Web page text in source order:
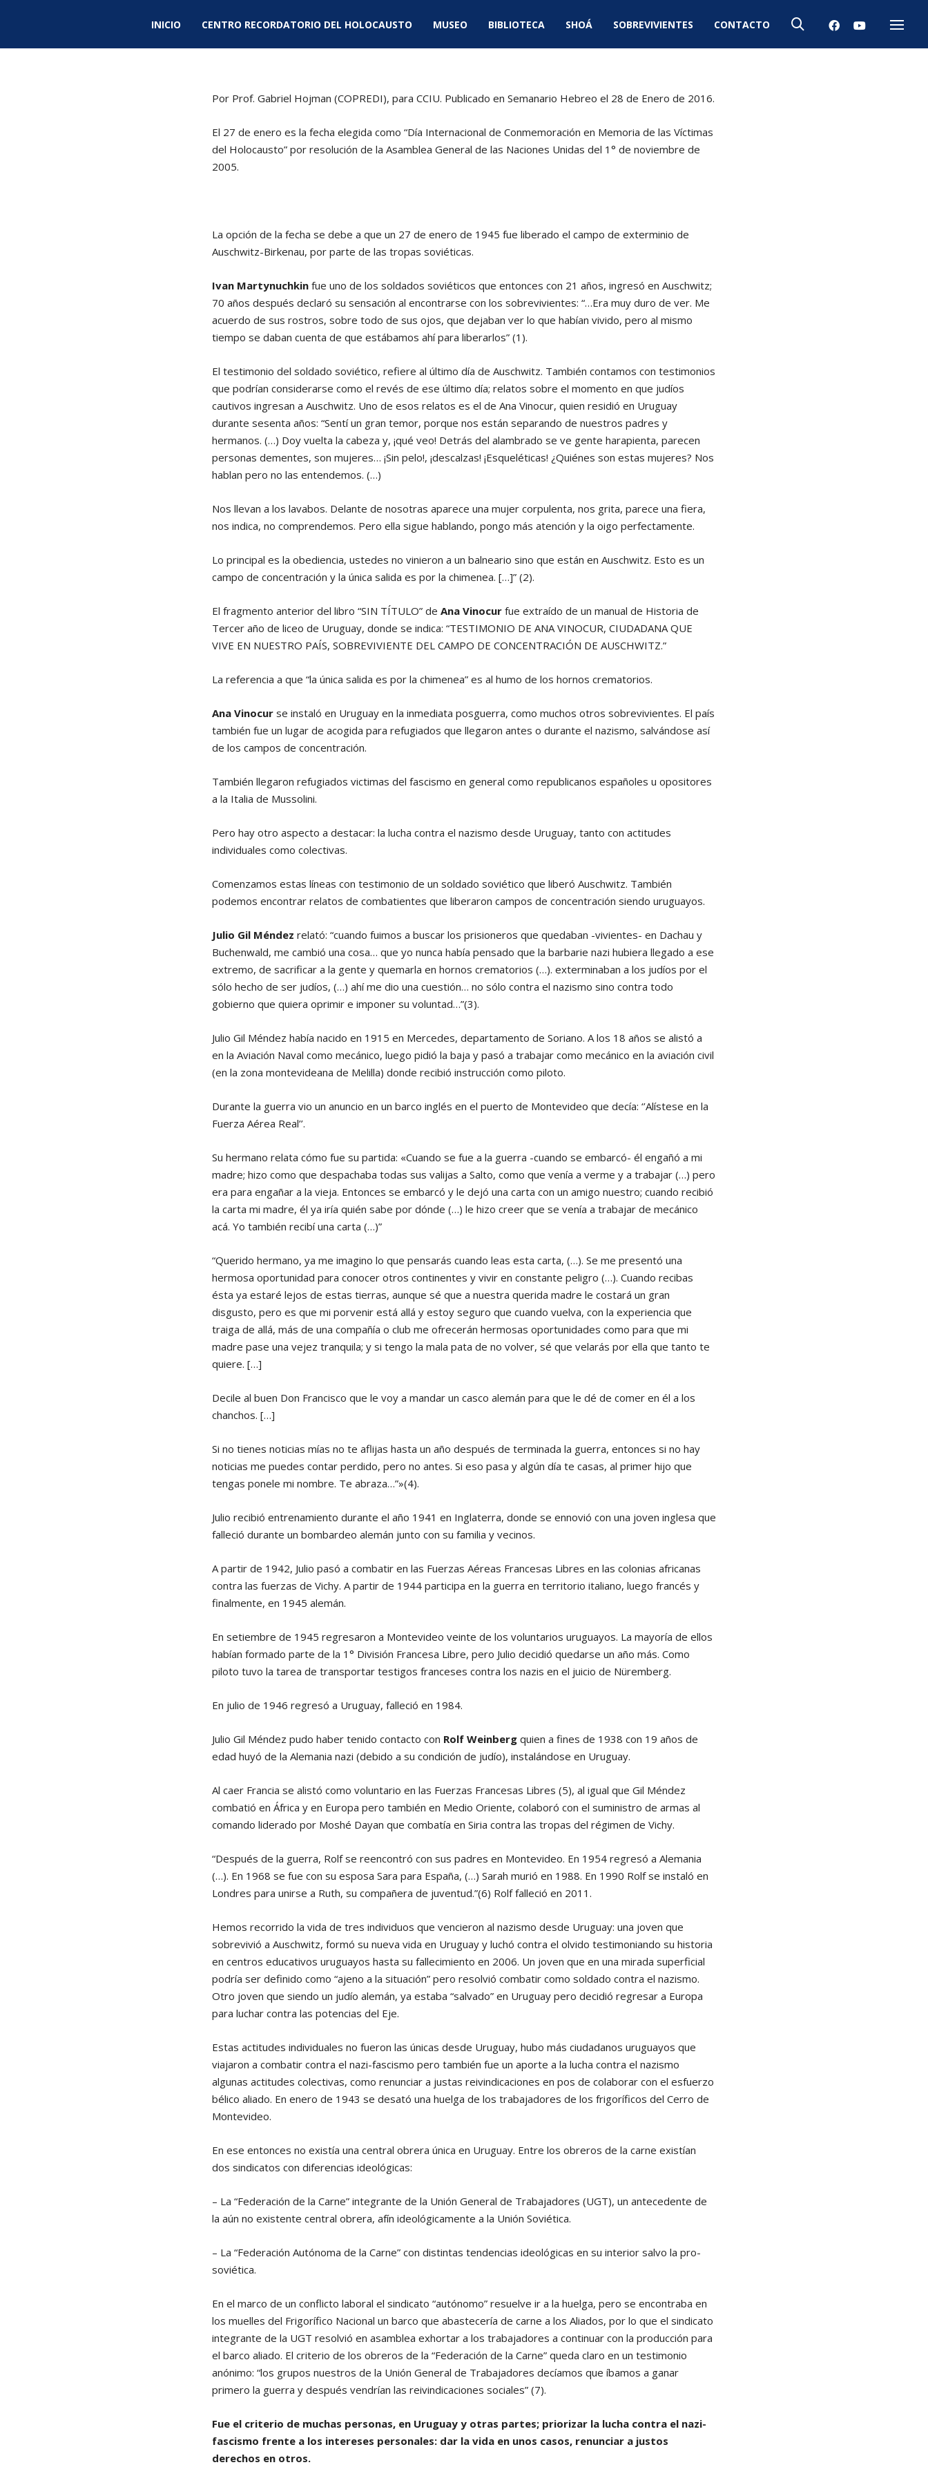
INICIO CENTRO RECORDATORIO DEL HOLOCAUSTO MUSEO BIBLIOTECA SHOÁ SOBREVIVIENTES CONTACTO
Menú
Por Prof. Gabriel Hojman (COPREDI), para CCIU. Publicado en Semanario Hebreo el 28 de Enero de 2016.
El 27 de enero es la fecha elegida como “Día Internacional de Conmemoración en Memoria de las Víctimas
del Holocausto” por resolución de la Asamblea General de las Naciones Unidas del 1° de noviembre de
2005.
La opción de la fecha se debe a que un 27 de enero de 1945 fue liberado el campo de exterminio de
Auschwitz-Birkenau, por parte de las tropas soviéticas.
Ivan Martynuchkin fue uno de los soldados soviéticos que entonces con 21 años, ingresó en Auschwitz;
70 años después declaró su sensación al encontrarse con los sobrevivientes: “…Era muy duro de ver. Me
acuerdo de sus rostros, sobre todo de sus ojos, que dejaban ver lo que habían vivido, pero al mismo
tiempo se daban cuenta de que estábamos ahí para liberarlos” (1).
El testimonio del soldado soviético, refiere al último día de Auschwitz. También contamos con testimonios
que podrían considerarse como el revés de ese último día; relatos sobre el momento en que judíos
cautivos ingresan a Auschwitz. Uno de esos relatos es el de Ana Vinocur, quien residió en Uruguay
durante sesenta años: “Sentí un gran temor, porque nos están separando de nuestros padres y
hermanos. (…) Doy vuelta la cabeza y, ¡qué veo! Detrás del alambrado se ve gente harapienta, parecen
personas dementes, son mujeres… ¡Sin pelo!, ¡descalzas! ¡Esqueléticas! ¿Quiénes son estas mujeres? Nos
hablan pero no las entendemos. (…)
Nos llevan a los lavabos. Delante de nosotras aparece una mujer corpulenta, nos grita, parece una fiera,
nos indica, no comprendemos. Pero ella sigue hablando, pongo más atención y la oigo perfectamente.
Lo principal es la obediencia, ustedes no vinieron a un balneario sino que están en Auschwitz. Esto es un
campo de concentración y la única salida es por la chimenea. […]” (2).
El fragmento anterior del libro “SIN TÍTULO” de Ana Vinocur fue extraído de un manual de Historia de
Tercer año de liceo de Uruguay, donde se indica: “TESTIMONIO DE ANA VINOCUR, CIUDADANA QUE
VIVE EN NUESTRO PAÍS, SOBREVIVIENTE DEL CAMPO DE CONCENTRACIÓN DE AUSCHWITZ.”
La referencia a que “la única salida es por la chimenea” es al humo de los hornos crematorios.
Ana Vinocur se instaló en Uruguay en la inmediata posguerra, como muchos otros sobrevivientes. El país
también fue un lugar de acogida para refugiados que llegaron antes o durante el nazismo, salvándose así
de los campos de concentración.
También llegaron refugiados victimas del fascismo en general como republicanos españoles u opositores
a la Italia de Mussolini.
Pero hay otro aspecto a destacar: la lucha contra el nazismo desde Uruguay, tanto con actitudes
individuales como colectivas.
Comenzamos estas líneas con testimonio de un soldado soviético que liberó Auschwitz. También
podemos encontrar relatos de combatientes que liberaron campos de concentración siendo uruguayos.
Julio Gil Méndez relató: “cuando fuimos a buscar los prisioneros que quedaban -vivientes- en Dachau y
Buchenwald, me cambió una cosa… que yo nunca había pensado que la barbarie nazi hubiera llegado a ese
extremo, de sacrificar a la gente y quemarla en hornos crematorios (…). exterminaban a los judíos por el
sólo hecho de ser judíos, (…) ahí me dio una cuestión… no sólo contra el nazismo sino contra todo
gobierno que quiera oprimir e imponer su voluntad…”(3).
Julio Gil Méndez había nacido en 1915 en Mercedes, departamento de Soriano. A los 18 años se alistó a
en la Aviación Naval como mecánico, luego pidió la baja y pasó a trabajar como mecánico en la aviación civil
(en la zona montevideana de Melilla) donde recibió instrucción como piloto.
Durante la guerra vio un anuncio en un barco inglés en el puerto de Montevideo que decía: ‘’Alístese en la
Fuerza Aérea Real’’.
Su hermano relata cómo fue su partida: «Cuando se fue a la guerra -cuando se embarcó- él engañó a mi
madre; hizo como que despachaba todas sus valijas a Salto, como que venía a verme y a trabajar (…) pero
era para engañar a la vieja. Entonces se embarcó y le dejó una carta con un amigo nuestro; cuando recibió
la carta mi madre, él ya iría quién sabe por dónde (…) le hizo creer que se venía a trabajar de mecánico
acá. Yo también recibí una carta (…)”
“Querido hermano, ya me imagino lo que pensarás cuando leas esta carta, (…). Se me presentó una
hermosa oportunidad para conocer otros continentes y vivir en constante peligro (…). Cuando recibas
ésta ya estaré lejos de estas tierras, aunque sé que a nuestra querida madre le costará un gran
disgusto, pero es que mi porvenir está allá y estoy seguro que cuando vuelva, con la experiencia que
traiga de allá, más de una compañía o club me ofrecerán hermosas oportunidades como para que mi
madre pase una vejez tranquila; y si tengo la mala pata de no volver, sé que velarás por ella que tanto te
quiere. […]
Decile al buen Don Francisco que le voy a mandar un casco alemán para que le dé de comer en él a los
chanchos. […]
Si no tienes noticias mías no te aflijas hasta un año después de terminada la guerra, entonces si no hay
noticias me puedes contar perdido, pero no antes. Si eso pasa y algún día te casas, al primer hijo que
tengas ponele mi nombre. Te abraza…”»(4).
Julio recibió entrenamiento durante el año 1941 en Inglaterra, donde se ennovió con una joven inglesa que
falleció durante un bombardeo alemán junto con su familia y vecinos.
A partir de 1942, Julio pasó a combatir en las Fuerzas Aéreas Francesas Libres en las colonias africanas
contra las fuerzas de Vichy. A partir de 1944 participa en la guerra en territorio italiano, luego francés y
finalmente, en 1945 alemán.
En setiembre de 1945 regresaron a Montevideo veinte de los voluntarios uruguayos. La mayoría de ellos
habían formado parte de la 1° División Francesa Libre, pero Julio decidió quedarse un año más. Como
piloto tuvo la tarea de transportar testigos franceses contra los nazis en el juicio de Nüremberg.
En julio de 1946 regresó a Uruguay, falleció en 1984.
Julio Gil Méndez pudo haber tenido contacto con Rolf Weinberg quien a fines de 1938 con 19 años de
edad huyó de la Alemania nazi (debido a su condición de judío), instalándose en Uruguay.
Al caer Francia se alistó como voluntario en las Fuerzas Francesas Libres (5), al igual que Gil Méndez
combatió en África y en Europa pero también en Medio Oriente, colaboró con el suministro de armas al
comando liderado por Moshé Dayan que combatía en Siria contra las tropas del régimen de Vichy.
“Después de la guerra, Rolf se reencontró con sus padres en Montevideo. En 1954 regresó a Alemania
(…). En 1968 se fue con su esposa Sara para España, (…) Sarah murió en 1988. En 1990 Rolf se instaló en
Londres para unirse a Ruth, su compañera de juventud.”(6) Rolf falleció en 2011.
Hemos recorrido la vida de tres individuos que vencieron al nazismo desde Uruguay: una joven que
sobrevivió a Auschwitz, formó su nueva vida en Uruguay y luchó contra el olvido testimoniando su historia
en centros educativos uruguayos hasta su fallecimiento en 2006. Un joven que en una mirada superficial
podría ser definido como “ajeno a la situación” pero resolvió combatir como soldado contra el nazismo.
Otro joven que siendo un judío alemán, ya estaba “salvado” en Uruguay pero decidió regresar a Europa
para luchar contra las potencias del Eje.
Estas actitudes individuales no fueron las únicas desde Uruguay, hubo más ciudadanos uruguayos que
viajaron a combatir contra el nazi-fascismo pero también fue un aporte a la lucha contra el nazismo
algunas actitudes colectivas, como renunciar a justas reivindicaciones en pos de colaborar con el esfuerzo
bélico aliado. En enero de 1943 se desató una huelga de los trabajadores de los frigoríficos del Cerro de
Montevideo.
En ese entonces no existía una central obrera única en Uruguay. Entre los obreros de la carne existían
dos sindicatos con diferencias ideológicas:
– La “Federación de la Carne” integrante de la Unión General de Trabajadores (UGT), un antecedente de
la aún no existente central obrera, afín ideológicamente a la Unión Soviética.
– La “Federación Autónoma de la Carne” con distintas tendencias ideológicas en su interior salvo la pro-
soviética.
En el marco de un conflicto laboral el sindicato “autónomo” resuelve ir a la huelga, pero se encontraba en
los muelles del Frigorífico Nacional un barco que abastecería de carne a los Aliados, por lo que el sindicato
integrante de la UGT resolvió en asamblea exhortar a los trabajadores a continuar con la producción para
el barco aliado. El criterio de los obreros de la “Federación de la Carne” queda claro en un testimonio
anónimo: “los grupos nuestros de la Unión General de Trabajadores decíamos que íbamos a ganar
primero la guerra y después vendrían las reivindicaciones sociales” (7).
Fue el criterio de muchas personas, en Uruguay y otras partes; priorizar la lucha contra el nazi-
fascismo frente a los intereses personales: dar la vida en unos casos, renunciar a justos
derechos en otros.